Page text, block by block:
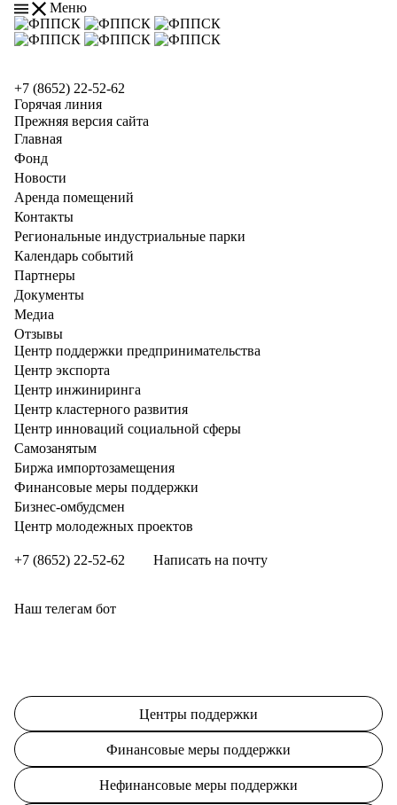
Меню
+7 (8652) 22-52-62
Горячая линия
Прежняя версия сайта
Главная
Фонд
Новости
Аренда помещений
Контакты
Региональные индустриальные парки
Календарь событий
Партнеры
Документы
Медиа
Отзывы
Центр поддержки предпринимательства
Центр экспорта
Центр инжиниринга
Центр кластерного развития
Центр инноваций социальной сферы
Cамозанятым
Биржа импортозамещения
Финансовые меры поддержки
Бизнес-омбудсмен
Центр молодежных проектов
+7 (8652) 22-52-62 Написать на почту
Наш телегам бот
Центры поддержки
Финансовые меры поддержки
Нефинансовые меры поддержки